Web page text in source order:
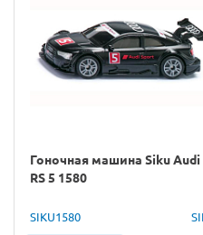
Гоночная машина Siku Audi
RS 5 1580
SIKU1580